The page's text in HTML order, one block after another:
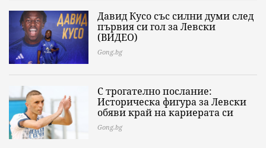
Давид Кусо със силни думи след
първия си гол за Левски
(ВИДЕО)
Gong.bg
С трогателно послание:
Историческа фигура за Левски
обяви край на кариерата си
Gong.bg